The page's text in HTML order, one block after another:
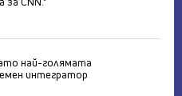
най-голямата
интегратор